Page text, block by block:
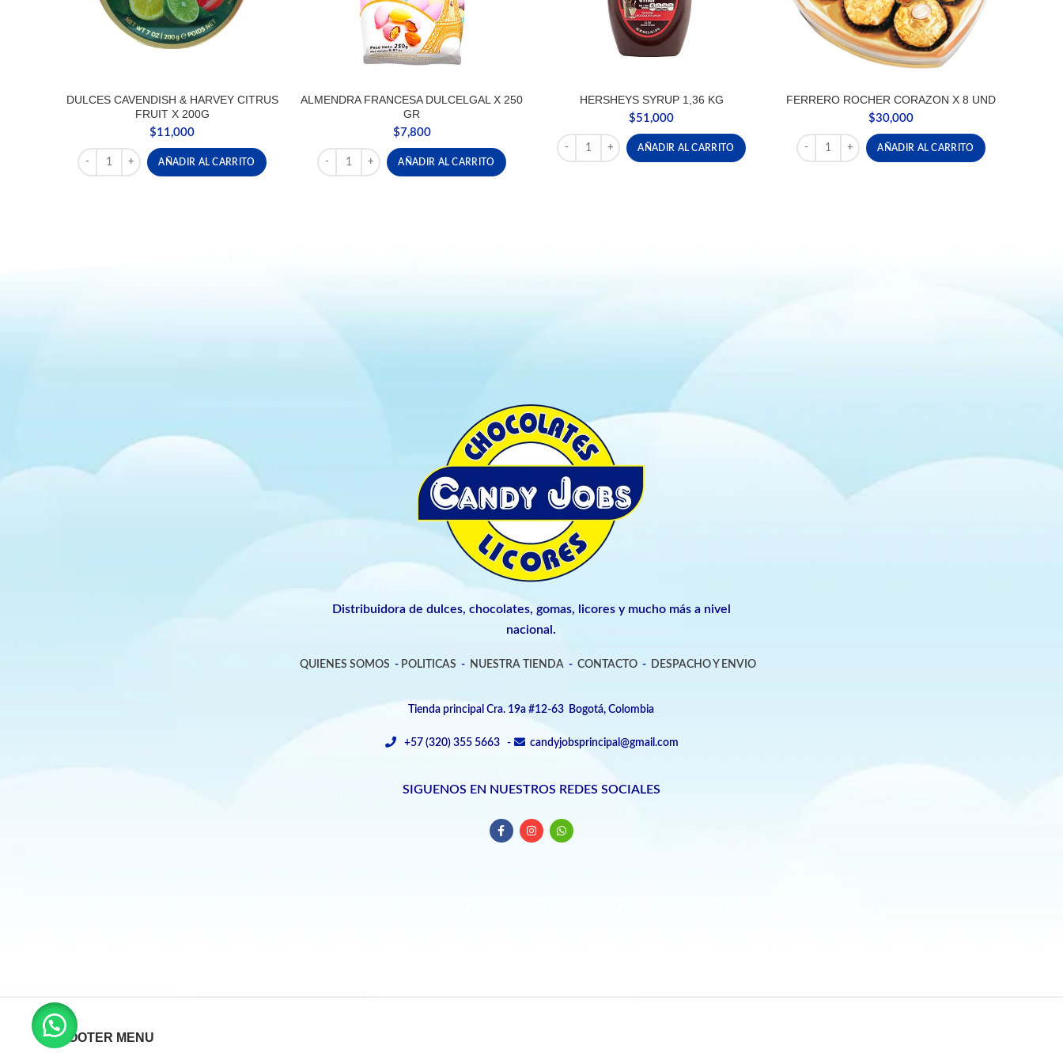
DULCES CAVENDISH & HARVEY CITRUS
FRUIT X 200G
$11,000
DULCES CAVENDISH & HARVEY CITRUS FRUIT X 200G cantidad
AÑADIR AL CARRITO
ALMENDRA FRANCESA DULCELGAL X 250
GR
$7,800
ALMENDRA FRANCESA DULCELGAL X 250 GR cantidad
AÑADIR AL CARRITO
HERSHEYS SYRUP 1,36 KG
$51,000
HERSHEYS SYRUP 1,36 KG cantidad
AÑADIR AL CARRITO
FERRERO ROCHER CORAZON X 8 UND
$30,000
FERRERO ROCHER CORAZON X 8 UND cantidad
AÑADIR AL CARRITO
Distribuidora de dulces, chocolates, gomas, licores y mucho más a nivel
nacional.
QUIENES SOMOS - POLITICAS - NUESTRA TIENDA- CONTACTO- DESPACHO Y ENVIO
Tienda principal Cra. 19a #12-63 Bogotá, Colombia
+57 (320) 355 5663 - candyjobsprincipal@gmail.com
SIGUENOS EN NUESTROS REDES SOCIALES
FOOTER MENU